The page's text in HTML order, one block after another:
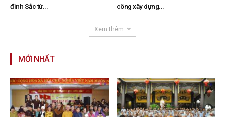
đình Sắc tứ...
công xây dựng...
Xem thêm
MỚI NHẤT